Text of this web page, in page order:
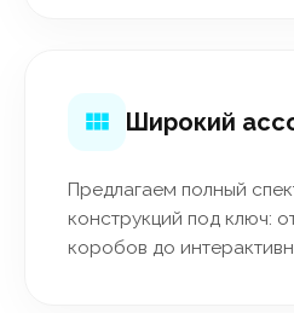
Широкий
Предлагаем полный
конструкций под ключ:
коробов до